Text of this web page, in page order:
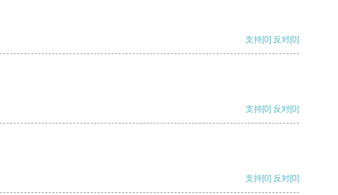
支持[0] 反对[0]
支持[0] 反对[0]
支持[0] 反对[0]